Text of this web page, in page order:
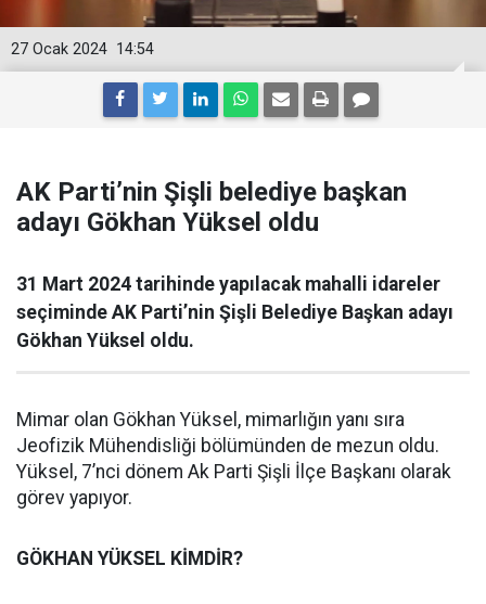
14:54
27 Ocak 2024
AK Parti’nin Şişli belediye başkan
adayı Gökhan Yüksel oldu
31 Mart 2024 tarihinde yapılacak mahalli idareler
seçiminde AK Parti’nin Şişli Belediye Başkan adayı
Gökhan Yüksel oldu.
Mimar olan Gökhan Yüksel, mimarlığın yanı sıra
Jeofizik Mühendisliği bölümünden de mezun oldu.
Yüksel, 7’nci dönem Ak Parti Şişli İlçe Başkanı olarak
görev yapıyor.
GÖKHAN YÜKSEL KİMDİR?